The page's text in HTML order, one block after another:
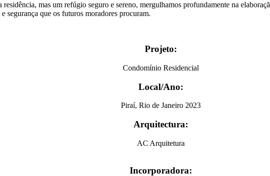
mas um refúgio seguro e sereno, mergulhamos profundamente na
segurança que os futuros moradores procuram.
Projeto:
Condomínio Residencial
Local/Ano:
Piraí, Rio de Janeiro 2023
Arquitectura:
AC Arquitetura
Incorporadora: